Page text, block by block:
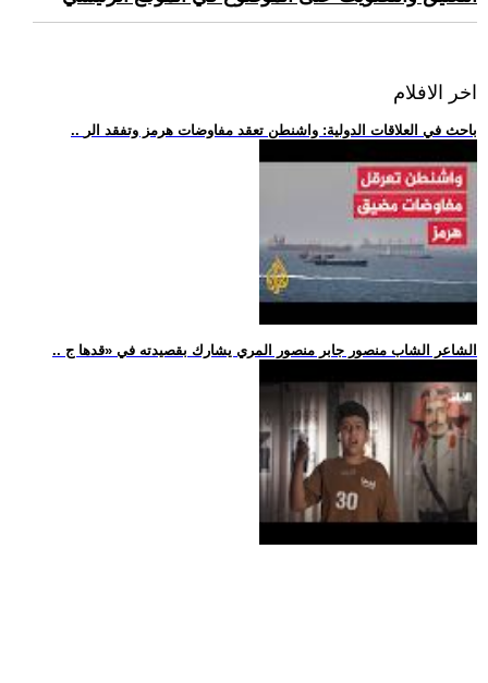
اخر الافلام
.. باحث في العلاقات الدولية: واشنطن تعقد مفاوضات هرمز وتفقد الر
.. الشاعر الشاب منصور جابر منصور المري يشارك بقصيدته في «قدها ج